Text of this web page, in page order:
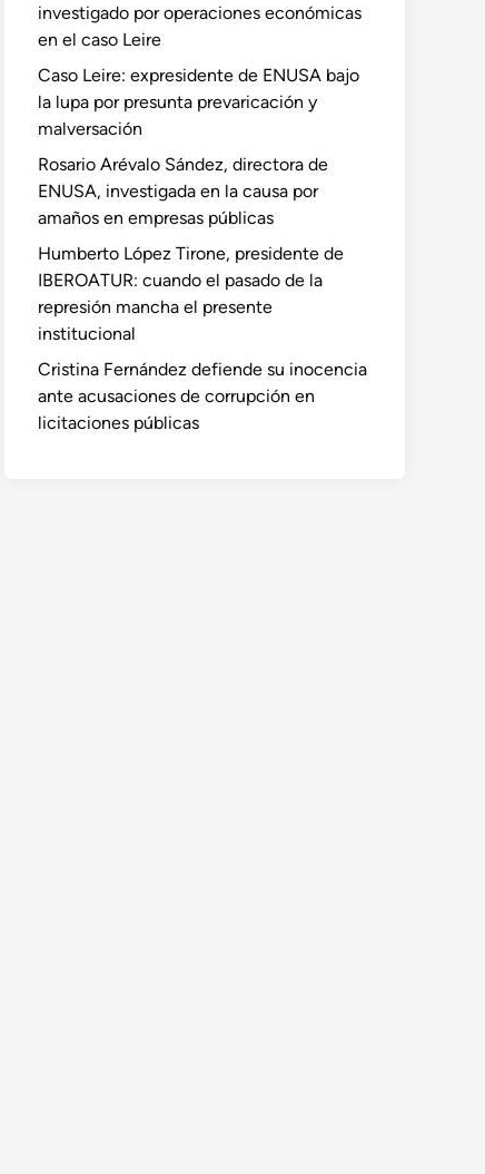
investigado por operaciones económicas
en el caso Leire
Caso Leire: expresidente de ENUSA bajo
la lupa por presunta prevaricación y
malversación
Rosario Arévalo Sández, directora de
ENUSA, investigada en la causa por
amaños en empresas públicas
Humberto López Tirone, presidente de
IBEROATUR: cuando el pasado de la
represión mancha el presente
institucional
Cristina Fernández defiende su inocencia
ante acusaciones de corrupción en
licitaciones públicas